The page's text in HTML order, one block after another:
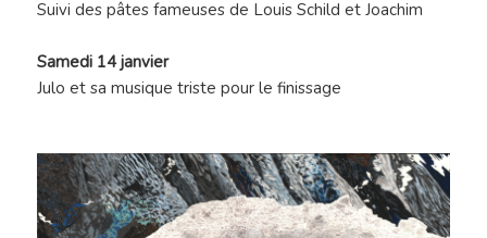
Suivi des pâtes fameuses de Louis Schild et Joachim
Samedi 14 janvier
Julo et sa musique triste pour le finissage